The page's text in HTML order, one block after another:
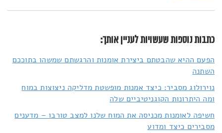
כתבות נוספות שעשויות לעניין אותך:
הפעם ההיא שהבטתם ביצירת אומנות והרגשתם שמשהו בתוככם
השתנה
נוירולוג מסביר: כיצד אמנות מופשטת מדליקה ניצוצות במוח
ומה היתרונות הקוגניטיביים שלה
חשיפה לאומנות מכניסה את המוח שלנו למצב טורבו – מדענים
מסבירים כיצד ומדוע